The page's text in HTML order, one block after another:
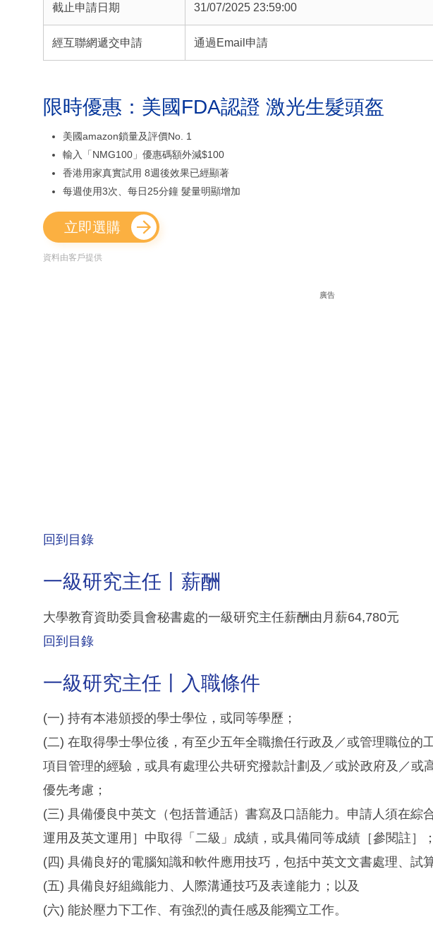
截止申請日期 31/07/2025 23:59:00
經互聯網遞交申請 通過Email申請
限時優惠：美國FDA認證 激光生髮頭盔
美國amazon鎖量及評價No. 1
輸入「NMG100」優惠碼額外減$100
香港用家真實試用 8週後效果已經顯著
每週使用3次、每日25分鐘 髮量明顯增加
立即選購
資料由客戶提供
廣告
回到目錄
一級研究主任丨薪酬
大學教育資助委員會秘書處的一級研究主任薪酬由月薪64,780元
回到目錄
一級研究主任丨入職條件
(一) 持有本港頒授的學士學位，或同等學歷；
(二) 在取得學士學位後，有至少五年全職擔任行政及／或管理職位的
項目管理的經驗，或具有處理公共研究撥款計劃及／或於政府及／或
優先考慮；
(三) 具備優良中英文（包括普通話）書寫及口語能力。申請人須在綜
運用及英文運用］中取得「二級」成績，或具備同等成績［參閱註］；
(四) 具備良好的電腦知識和軟件應用技巧，包括中英文文書處理、試
(五) 具備良好組織能力、人際溝通技巧及表達能力；以及
(六) 能於壓力下工作、有強烈的責任感及能獨立工作。